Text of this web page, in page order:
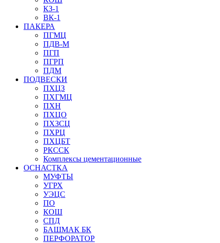
КЗ-1
ВК-1
ПАКЕРА
ПГМЦ
ПДВ-М
ПГП
ПГРП
ПДМ
ПОДВЕСКИ
ПХЦЗ
ПХГМЦ
ПХН
ПХЦО
ПХЗСЦ
ПХРЦ
ПХЦБТ
РКССК
Комплексы цементационные
ОСНАСТКА
МУФТЫ
УГРХ
УЭЦС
ПО
КОШ
СПД
БАШМАК БК
ПЕРФОРАТОР